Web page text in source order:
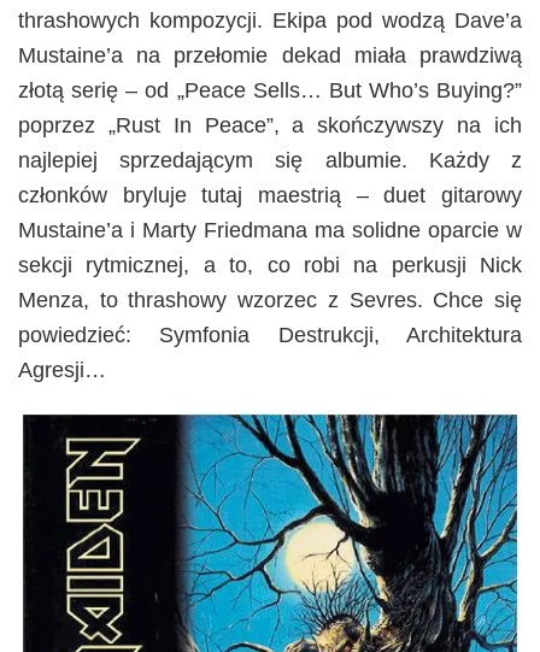
thrashowych kompozycji. Ekipa pod wodzą Dave’a
Mustaine’a na przełomie dekad miała prawdziwą
złotą serię – od „Peace Sells… But Who’s Buying?”
poprzez „Rust In Peace”, a skończywszy na ich
najlepiej sprzedającym się albumie. Każdy z
członków bryluje tutaj maestrią – duet gitarowy
Mustaine’a i Marty Friedmana ma solidne oparcie w
sekcji rytmicznej, a to, co robi na perkusji Nick
Menza, to thrashowy wzorzec z Sevres. Chce się
powiedzieć: Symfonia Destrukcji, Architektura
Agresji…